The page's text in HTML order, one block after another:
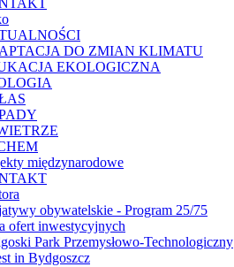
DO ZMIAN KLIMATU
EKOLOGICZNA
międzynarodowe
obywatelskie - Program 25/75
ofert inwestycyjnych
Park Przemysłowo-Technologiczny
in Bydgoszcz